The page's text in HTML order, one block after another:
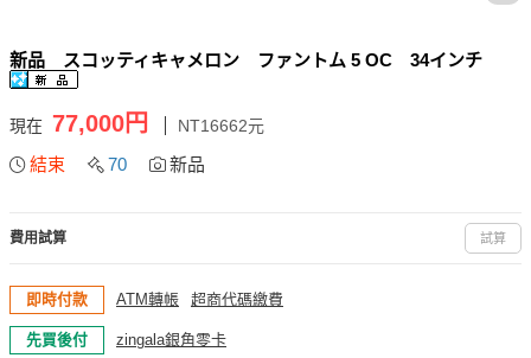
新品 スコッティキャメロン ファントム 5 OC 34インチ
現在 77,000円 NT16662元
結束 70 新品
費用試算 試算
即時付款 ATM轉帳 超商代碼繳費
先買後付 zingala銀角零卡